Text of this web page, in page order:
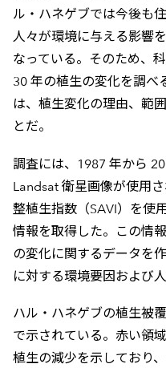
ル・ハネゲブでは今後も
人々が環境に与える影響
なっている。そのため、
30 年の植生の変化を調べ
は、植生変化の理由、範
とだ。
調査には、1987 年から
Landsat 衛星画像が使用
整植生指数（SAVI）を使
情報を取得した。この情
の変化に関するデータを
に対する環境要因および
ハル・ハネゲブの植生被
で示されている。赤い領
植生の減少を示しており